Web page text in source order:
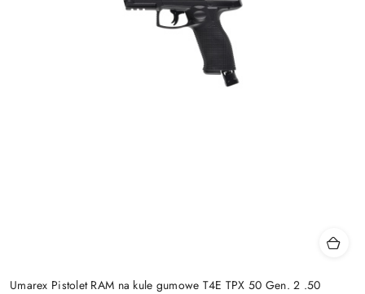
Umarex Pistolet RAM na kule gumowe T4E TPX 50 Gen. 2 .50